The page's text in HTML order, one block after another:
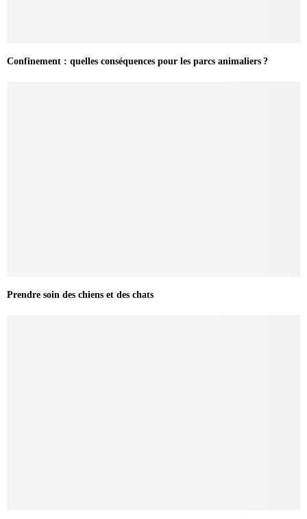
Confinement : quelles conséquences pour les parcs animaliers ?
Prendre soin des chiens et des chats